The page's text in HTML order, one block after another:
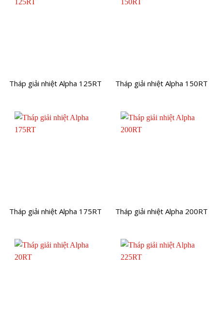
Tháp giải nhiệt Alpha 125RT Tháp giải nhiệt Alpha 150RT
Tháp giải nhiệt Alpha 175RT Tháp giải nhiệt Alpha 200RT